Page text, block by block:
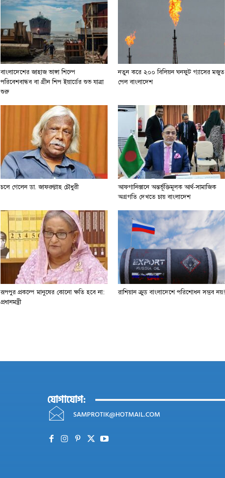
বাংলাদেশের জাহাজ ভাঙ্গা শিল্পে
পরিবেশবান্ধব বা গ্রীন শিপ ইয়ার্ডের শুভ যাত্রা
শুরু
নতুন করে ২০০ বিলিয়ন ঘনফুট গ্যাসের মজুত
পেল বাংলাদেশ
চলে গেলেন ডা. জাফরুল্লাহ চৌধুরী
আফগানিস্তানে অন্তর্ভূক্তিমূলক আর্থ-সামাজিক
অগ্রগতি দেখতে চায় বাংলাদেশ
রূপপুর প্রকল্পে মানুষের কোনো ক্ষতি হবে না:
প্রধানমন্ত্রী
রাশিয়ান ক্রুড বাংলাদেশে পরিশোধন সম্ভব নয়!
যোগাযোগ:
SAMPROTIK@HOTMAIL.COM